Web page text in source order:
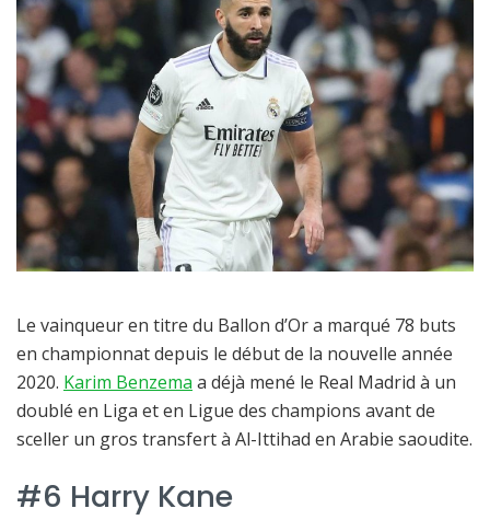
Le vainqueur en titre du Ballon d’Or a marqué 78 buts
en championnat depuis le début de la nouvelle année
2020. Karim Benzema a déjà mené le Real Madrid à un
doublé en Liga et en Ligue des champions avant de
sceller un gros transfert à Al-Ittihad en Arabie saoudite.
#6 Harry Kane